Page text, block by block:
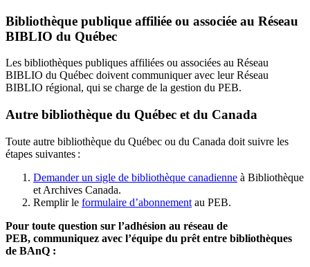
Bibliothèque publique affiliée ou associée au Réseau
BIBLIO du Québec
Les bibliothèques publiques affiliées ou associées au Réseau
BIBLIO du Québec doivent communiquer avec leur Réseau
BIBLIO régional, qui se charge de la gestion du PEB.
Autre bibliothèque du Québec et du Canada
Toute autre bibliothèque du Québec ou du Canada doit suivre les
étapes suivantes :
Demander un sigle de bibliothèque canadienne à Bibliothèque
et Archives Canada.
Remplir le formulaire d’abonnement au PEB.
Pour toute question sur l’adhésion au réseau de
PEB, communiquez avec l’équipe du prêt entre bibliothèques
de BAnQ :